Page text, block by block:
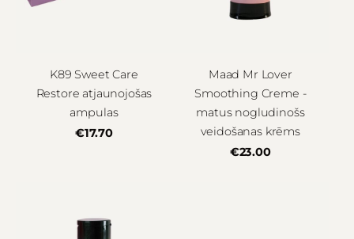
K89 Sweet Care
Restore atjaunojošas
ampulas
€17.70
Maad Mr Lover
Smoothing Creme -
matus nogludinošs
veidošanas krēms
€23.00